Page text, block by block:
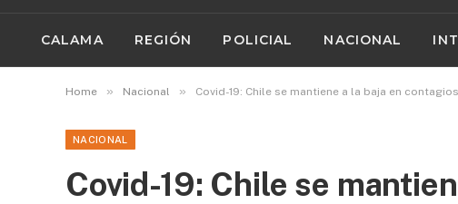
CALAMA REGIÓN POLICIAL NACIONAL
Home » Nacional » Covid-19: Chile se mantiene a la baja en
NACIONAL
Covid-19: Chile se